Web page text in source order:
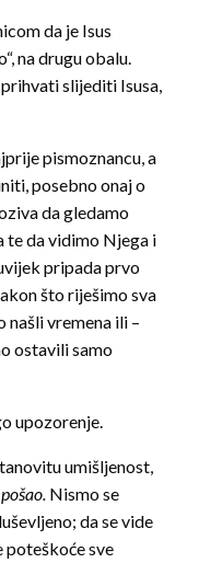
da je Isus
na drugu obalu.
slijediti Isusa,
pismoznancu, a
posebno onaj o
da gledamo
te da vidimo Njega i
pripada prvo
što riješimo sva
našli vremena ili –
ostavili samo
upozorenje.
umišljenost,
Nismo se
da se vide
poteškoće sve